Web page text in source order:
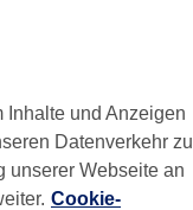
und Anzeigen
Datenverkehr zu
unserer Webseite an
Cookie-